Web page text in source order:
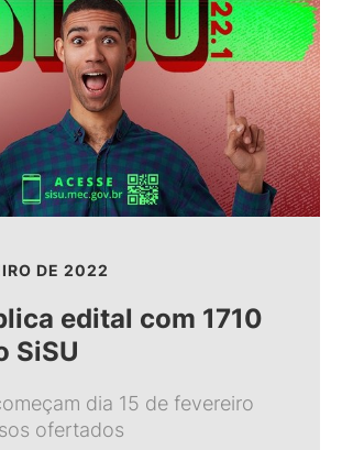
DE 2022
edital com 1710
SiSU
dia 15 de fevereiro
ofertados